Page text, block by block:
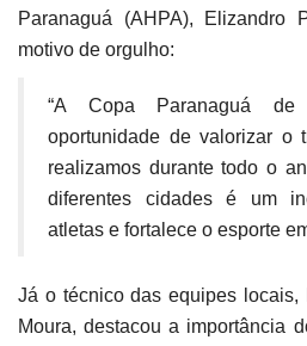
Paranaguá (AHPA), Elizandro
motivo de orgulho:
“A Copa Paranaguá
oportunidade de valorizar o
realizamos durante todo o
diferentes cidades é um
atletas e fortalece o esporte
Já o técnico das equipes
Moura, destacou a importância